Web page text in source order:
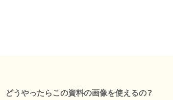
どうやったらこの資料の画像を使えるの？